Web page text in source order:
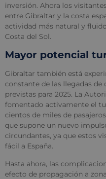
inversión. Ahora los
entre Gibraltar y la costa
actividad más natural y
Costa del Sol.
Mayor potencial
Gibraltar también está
constante de las llegadas de
previstas para 2025. La
fomentado activamente el
cientos de miles de
que supone un nuevo
circundantes, ya que estos
fácil a España.
Hasta ahora, las
efecto de propagación a